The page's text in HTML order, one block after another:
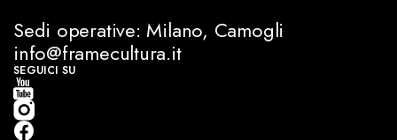
Sedi operative: Milano, Camogli
info@framecultura.it
SEGUICI SU